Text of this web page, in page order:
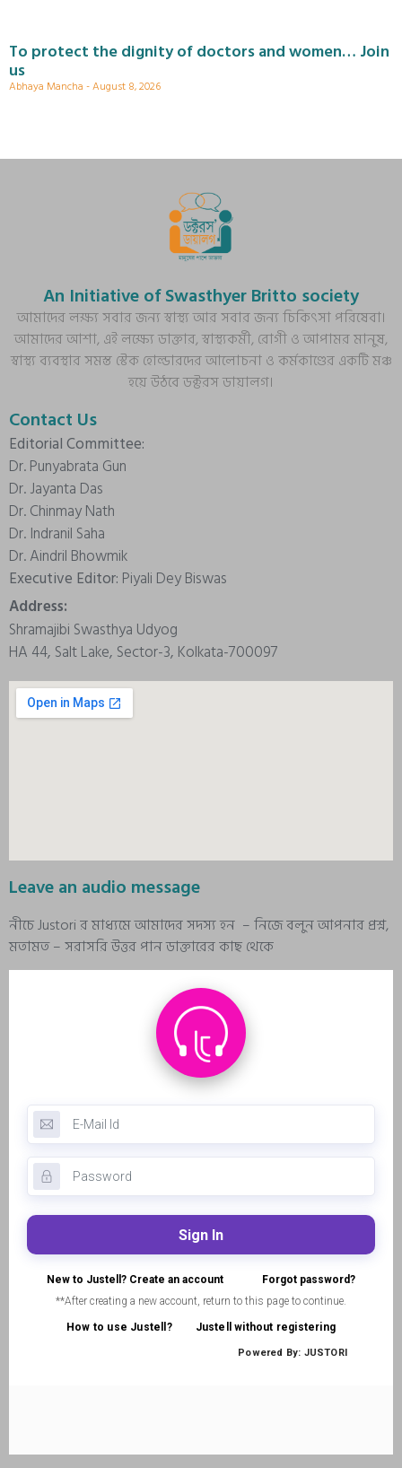
To protect the dignity of doctors and women… Join
us
Abhaya Mancha August 8, 2026
An Initiative of Swasthyer Britto society
আমাদের লক্ষ্য সবার জন্য স্বাস্থ্য আর সবার জন্য চিকিৎসা পরিষেবা।
আমাদের আশা, এই লক্ষ্যে ডাক্তার, স্বাস্থ্যকর্মী, রোগী ও আপামর মানুষ,
স্বাস্থ্য ব্যবস্থার সমস্ত স্টেক হোল্ডারদের আলোচনা ও কর্মকাণ্ডের একটি মঞ্চ
হয়ে উঠবে ডক্টরস ডায়ালগ।
Contact Us
Editorial Committee:
Dr. Punyabrata Gun
Dr. Jayanta Das
Dr. Chinmay Nath
Dr. Indranil Saha
Dr. Aindril Bhowmik
Executive Editor: Piyali Dey Biswas
Address:
Shramajibi Swasthya Udyog
HA 44, Salt Lake, Sector-3, Kolkata-700097
Leave an audio message
নীচে Justori র মাধ্যমে আমাদের সদস্য হন – নিজে বলুন আপনার প্রশ্ন,
মতামত – সরাসরি উত্তর পান ডাক্তারের কাছ থেকে